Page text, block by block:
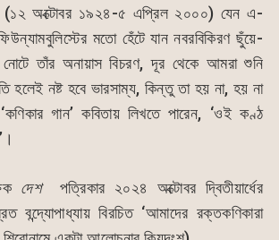
er(১২ অক্টোবর ১৯২৪-৫ এপ্রিল ২০০০) যেন এ-
মতো হেঁটে যান নবরবিকিরণ ছুঁয়ে-
তাঁর অনায়াস বিচরণ, দূর থেকে আমরা শুনি
হলেই নষ্ট হবে ভারসাম্য, কিন্তু তা হয় না, হয় না
গান’ কবিতায় লিখতে পারেন, ‘ওই কণ্ঠ
দেশপত্রিকার ২০২৪ অক্টোবর দ্বিতীয়ার্ধের
বন্দ্যোপাধ্যায় বিরচিত ‘আমাদের রক্তকণিকারা